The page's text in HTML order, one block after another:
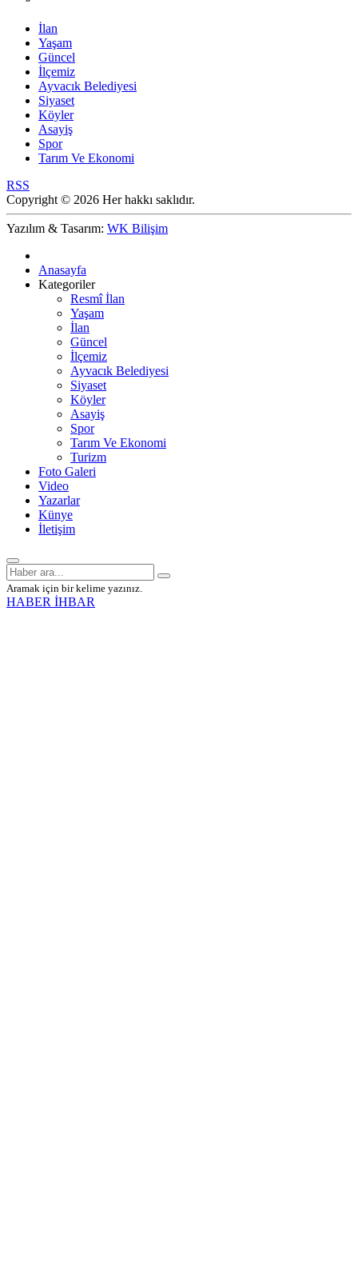
İlan
Yaşam
Güncel
İlçemiz
Ayvacık Belediyesi
Siyaset
Köyler
Asayiş
Spor
Tarım Ve Ekonomi
RSS
Copyright © 2026 Her hakkı saklıdır.
Yazılım & Tasarım: WK Bilişim
Anasayfa
Kategoriler
Resmî İlan
Yaşam
İlan
Güncel
İlçemiz
Ayvacık Belediyesi
Siyaset
Köyler
Asayiş
Spor
Tarım Ve Ekonomi
Turizm
Foto Galeri
Video
Yazarlar
Künye
İletişim
Aramak için bir kelime yazınız.
HABER İHBAR